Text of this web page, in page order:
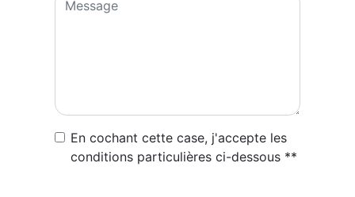
En cochant cette case, j'accepte les
conditions particulières ci-dessous **